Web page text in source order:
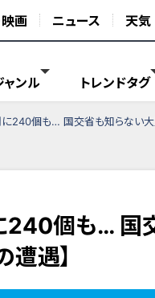
映画 ニュース 天気
ャンル トレンドタグ
に240個も… 国交省も知らない大
240個も…
遇】